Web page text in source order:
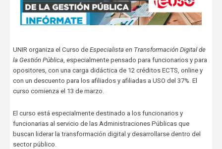
UNIR organiza el Curso de Especialista en Transformación Digital de
la Gestión Pública, especialmente pensado para funcionarios y para
opositores, con una carga didáctica de 12 créditos ECTS, online y
con un descuento para los afiliados y afiliadas a USO del 37%. El
curso comienza el 13 de marzo.
El curso está especialmente destinado a los funcionarios y
funcionarias al servicio de las Administraciones Públicas que
buscan liderar la transformación digital y desarrollarse dentro del
sector público.